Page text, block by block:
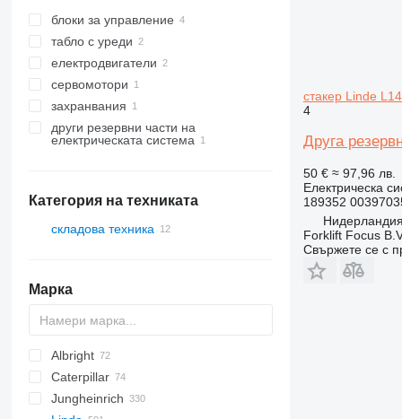
блоки за управление
табло с уреди
електродвигатели
сервомотори
захранвания
други резервни части на
електрическата система
Категория на техниката
складова техника
Марка
Albright
PLL
TS
C-series
LPE
T series
Caterpillar
120
Scorpion
Pegasus
CPD
H-series
520
Jungheinrich
стакер Linde
4
Друга
50 € ≈ 97,96 лв.
Електрическа
189352
Forklift Focus
Свържете се с